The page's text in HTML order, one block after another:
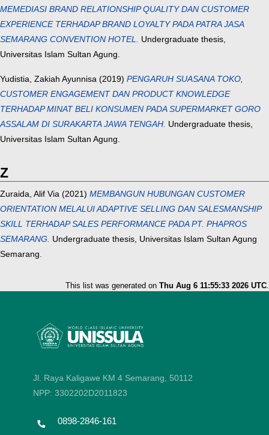
MEMEDIASI BRAND RELATIONSHIP QUALITY DAN CUSTOMER
EXPERIENCE TERHADAP BRAND LOYALTY PADA PATRA JASA
SEMARANG CONVENTION HOTEL. Undergraduate thesis,
Universitas Islam Sultan Agung.
Yudistia, Zakiah Ayunnisa (2019) PENGARUH SUASANA TOKO,
CUSTOMER ENGAGEMENT DAN PRODUCT KNOWLEDGE
TERHADAP MINAT BELI KONSUMEN PADA SUPERMARKET GORO
ASSALAM DI SURAKARTA JAWA TENGAH. Undergraduate thesis,
Universitas Islam Sultan Agung.
Z
Zuraida, Alif Via (2021) MEMBANGUN HUBUNGAN CUSTOMER
ORIENTATION MELALUI ADAPTIVE SELLING DAN SALESMANSHIP
SKILL TERHADAP SALES PERFORMANCE PADA PT. PHAPROS
SEMARANG. Undergraduate thesis, Universitas Islam Sultan Agung
Semarang.
This list was generated on Thu Aug 6 11:55:33 2026 UTC.
Jl. Raya Kaligawe KM 4 Semarang, 50112
NPP: 3302202D2011823
0898-2846-161